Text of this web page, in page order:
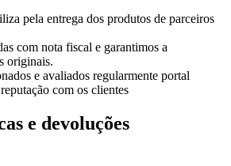
pela entrega dos produtos de parceiros
com nota fiscal e garantimos a
originais.
e avaliados regularmente portal
com os clientes
e devoluções